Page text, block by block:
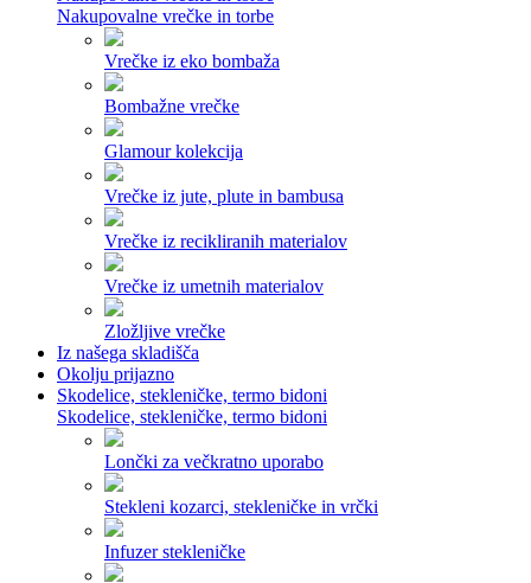
Nakupovalne vrečke in torbe
Vrečke iz eko bombaža
Bombažne vrečke
Glamour kolekcija
Vrečke iz jute, plute in bambusa
Vrečke iz recikliranih materialov
Vrečke iz umetnih materialov
Zložljive vrečke
Iz našega skladišča
Okolju prijazno
Skodelice, stekleničke, termo bidoni
Skodelice, stekleničke, termo bidoni
Lončki za večkratno uporabo
Stekleni kozarci, stekleničke in vrčki
Infuzer stekleničke